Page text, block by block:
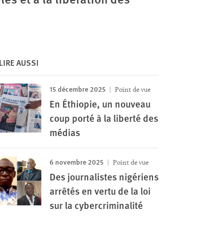
AUSSI
15 décembre 2025 Point de vue
En Éthiopie, un nouveau
coup porté à la liberté des
médias
6 novembre 2025 Point de vue
Des journalistes nigériens
arrêtés en vertu de la loi
sur la cybercriminalité